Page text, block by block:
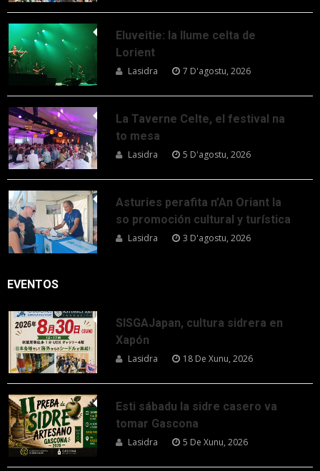
Eluveitie: la llume celta de
Lorient
Lasidra 7 D'agostu, 2026
La Taverne Celte, el festival na
to mesa
Lasidra 5 D'agostu, 2026
Asturies perafita n’An Oriant la
so promoción cultural y turística
Lasidra 3 D'agostu, 2026
EVENTOS
SISGAJapan, cultura sidrera en
Xapón
Lasidra 18 De Xunu, 2026
Esti sábadu la sidre casero va
tomar Gascona
Lasidra 5 De Xunu, 2026